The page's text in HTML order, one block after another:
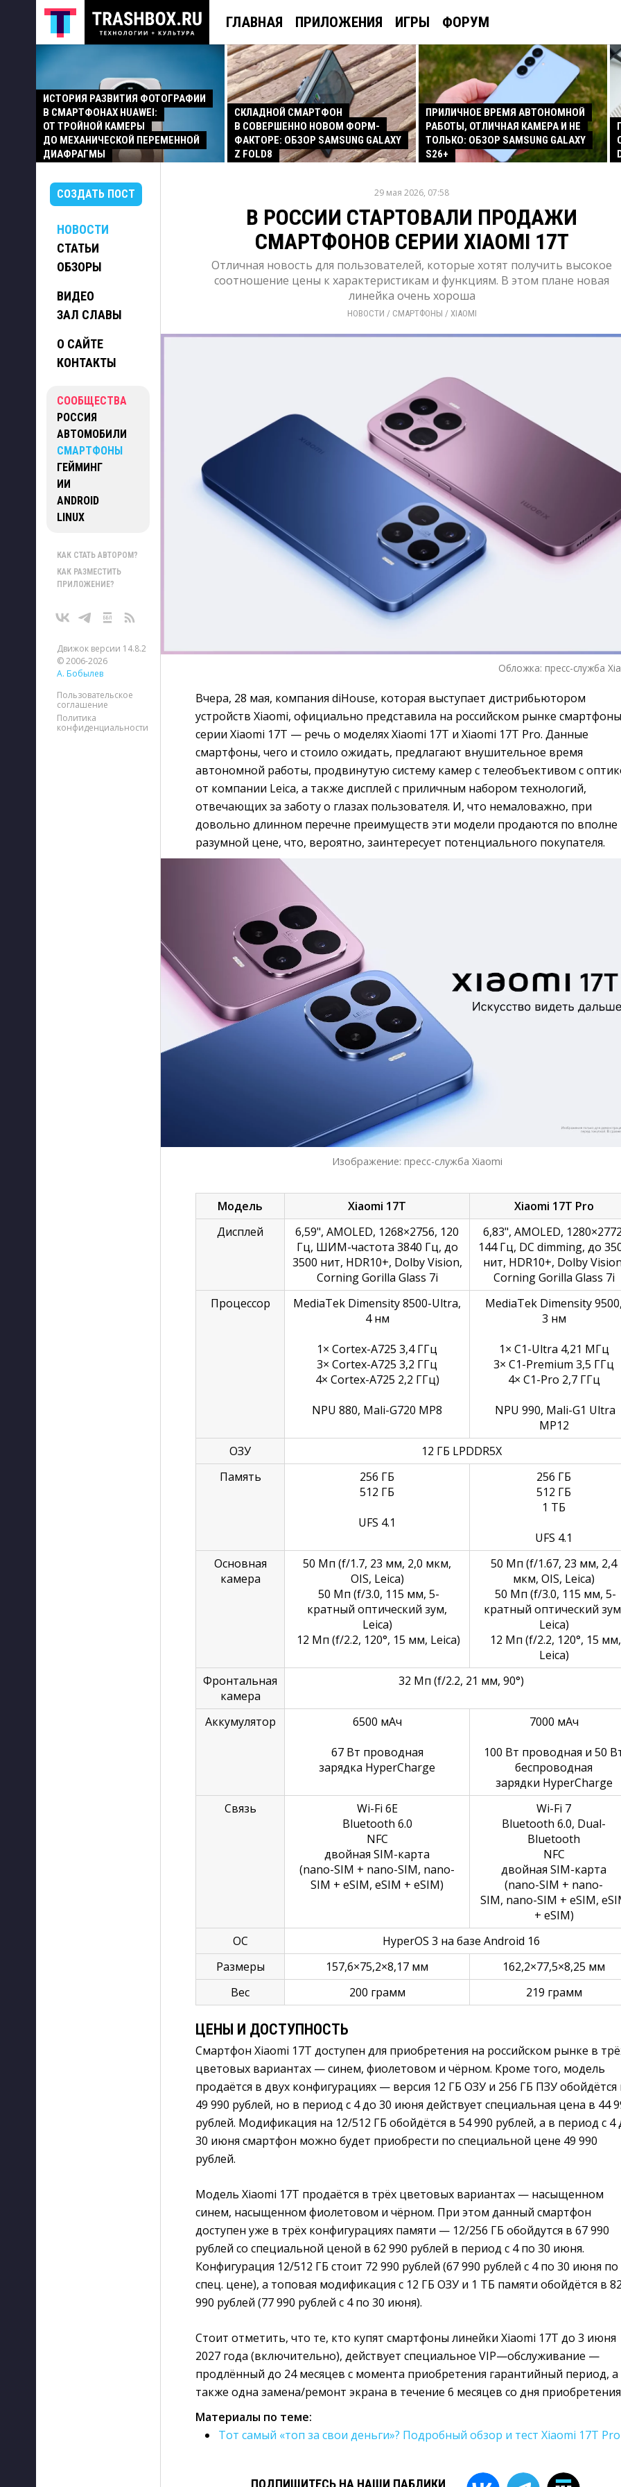
ГЛАВНАЯ ПРИЛОЖЕНИЯ ИГРЫ ФОРУМ
ИСТОРИЯ РАЗВИТИЯ ФОТОГРАФИИ
В СМАРТФОНАХ HUAWEI:
ОТ ТРОЙНОЙ КАМЕРЫ
ДО МЕХАНИЧЕСКОЙ ПЕРЕМЕННОЙ
ДИАФРАГМЫ
СКЛАДНОЙ СМАРТФОН
В СОВЕРШЕННО НОВОМ ФОРМ-
ФАКТОРЕ: ОБЗОР SAMSUNG GALAXY
Z FOLD8
ПРИЛИЧНОЕ ВРЕМЯ АВТОНОМНОЙ
РАБОТЫ, ОТЛИЧНАЯ КАМЕРА И НЕ
ТОЛЬКО: ОБЗОР SAMSUNG GALAXY
S26+
СОЗДАТЬ ПОСТ
НОВОСТИ
СТАТЬИ
ОБЗОРЫ
ВИДЕО
ЗАЛ СЛАВЫ
О САЙТЕ
КОНТАКТЫ
СООБЩЕСТВА
РОССИЯ
АВТОМОБИЛИ
СМАРТФОНЫ
ГЕЙМИНГ
ИИ
ANDROID
LINUX
КАК СТАТЬ АВТОРОМ?
КАК РАЗМЕСТИТЬ
ПРИЛОЖЕНИЕ?
Движок версии 14.8.2
© 2006-2026
А. Бобылев
Пользовательское
соглашение
Политика
конфиденциальности
29 мая 2026, 07:58
В РОССИИ СТАРТОВАЛИ ПРОДАЖИ
СМАРТФОНОВ СЕРИИ XIAOMI 17T
Отличная новость для пользователей, которые хотят получить высокое
соотношение цены к характеристикам и функциям. В этом плане новая
линейка очень хороша
НОВОСТИ / СМАРТФОНЫ / XIAOMI
Обложка: пресс-служба
Вчера, 28 мая, компания diHouse, которая выступает дистрибьютором
устройств Xiaomi, официально представила на российском рынке смартфоны
серии Xiaomi 17T — речь о моделях Xiaomi 17T и Xiaomi 17T Pro. Данные
смартфоны, чего и стоило ожидать, предлагают внушительное время
автономной работы, продвинутую систему камер с телеобъективом с
от компании Leica, а также дисплей с приличным набором технологий,
отвечающих за заботу о глазах пользователя. И, что немаловажно, при
довольно длинном перечне преимуществ эти модели продаются по вполне
разумной цене, что, вероятно, заинтересует потенциального покупателя.
Изображение: пресс-служба Xiaomi
Модель Xiaomi 17T
Xiaomi 17T Pro
Дисплей
6,59", AMOLED, 1268×2756, 120
Гц, ШИМ-частота 3840 Гц, до
3500 нит, HDR10+, Dolby Vision,
Corning Gorilla Glass 7i
6,83", AMOLED,
144 Гц, DC dimming, до
нит, HDR10+, Dolby
Corning Gorilla Glass 7i
Процессор
MediaTek Dimensity 8500-Ultra,
4 нм
1× Cortex-A725 3,4 ГГц
3× Cortex-A725 3,2 ГГц
4× Cortex-A725 2,2 ГГц)
NPU 880, Mali-G720 MP8
MediaTek Dimensity
3 нм
1× C1-Ultra 4,21 МГц
3× C1-Premium 3,5 ГГц
4× C1-Pro 2,7 ГГц
NPU 990, Mali-G1 Ultra
MP12
ОЗУ
12 ГБ LPDDR5X
Память
256 ГБ
512 ГБ
UFS 4.1
256 ГБ
512 ГБ
1 ТБ
UFS 4.1
Основная
камера
50 Мп (f/1.7, 23 мм, 2,0 мкм,
OIS, Leica)
50 Мп (f/3.0, 115 мм, 5-
кратный оптический зум,
Leica)
12 Мп (f/2.2, 120°, 15 мм, Leica)
50 Мп (f/1.67, 23 мм, 2,4
мкм, OIS, Leica)
50 Мп (f/3.0, 115 мм, 5-
кратный оптический
Leica)
12 Мп (f/2.2, 120°, 15 мм,
Leica)
Фронтальная
камера
32 Мп (f/2.2, 21 мм, 90°)
Аккумулятор
6500 мАч
67 Вт проводная
зарядка HyperCharge
7000 мАч
100 Вт проводная и 50
беспроводная
зарядки HyperCharge
Связь
Wi-Fi 6E
Bluetooth 6.0
NFC
двойная SIM-карта
(nano-SIM + nano-SIM, nano-
SIM + eSIM, eSIM + eSIM)
Wi-Fi 7
Bluetooth 6.0, Dual-
Bluetooth
NFC
двойная SIM-карта
(nano-SIM + nano-
SIM, nano-SIM + eSIM,
+ eSIM)
ОС
HyperOS 3 на базе Android 16
Размеры
157,6×75,2×8,17 мм
162,2×77,5×8,25 мм
Вес
200 грамм 219 грамм
ЦЕНЫ И ДОСТУПНОСТЬ
Смартфон Xiaomi 17T доступен для приобретения на российском рынке в
цветовых вариантах — синем, фиолетовом и чёрном. Кроме того, модель
продаётся в двух конфигурациях — версия 12 ГБ ОЗУ и 256 ГБ ПЗУ обойдётся
49 990 рублей, но в период с 4 до 30 июня действует специальная цена в 44
рублей. Модификация на 12/512 ГБ обойдётся в 54 990 рублей, а в период с 4
30 июня смартфон можно будет приобрести по специальной цене 49 990
рублей.
Модель Xiaomi 17T продаётся в трёх цветовых вариантах — насыщенном
синем, насыщенном фиолетовом и чёрном. При этом данный смартфон
доступен уже в трёх конфигурациях памяти — 12/256 ГБ обойдутся в 67 990
рублей со специальной ценой в 62 990 рублей в период с 4 по 30 июня.
Конфигурация 12/512 ГБ стоит 72 990 рублей (67 990 рублей с 4 по 30 июня по
спец. цене), а топовая модификация с 12 ГБ ОЗУ и 1 ТБ памяти обойдётся в
990 рублей (77 990 рублей с 4 по 30 июня).
Стоит отметить, что те, кто купят смартфоны линейки Xiaomi 17T до 3 июня
2027 года (включительно), действует специальное VIP—обслуживание —
продлённый до 24 месяцев с момента приобретения гарантийный период, а
также одна замена/ремонт экрана в течение 6 месяцев со дня
Материалы по теме:
Тот самый «топ за свои деньги»? Подробный обзор и тест Xiaomi 17T Pro
ПОДПИШИТЕСЬ НА НАШИ ПАБЛИКИ